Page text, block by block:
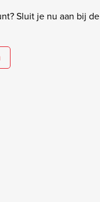
Sluit je nu aan bij de